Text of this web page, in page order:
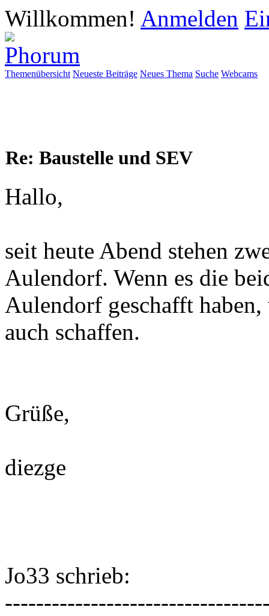
Willkommen! Anmelden
Themenübersicht Neueste Beiträge Neues Thema Suche Webcams
Re: Baustelle und SEV
Hallo,
seit heute Abend stehen
Aulendorf. Wenn es die
Aulendorf geschafft haben,
auch schaffen.
Grüße,
diezge
Jo33 schrieb: